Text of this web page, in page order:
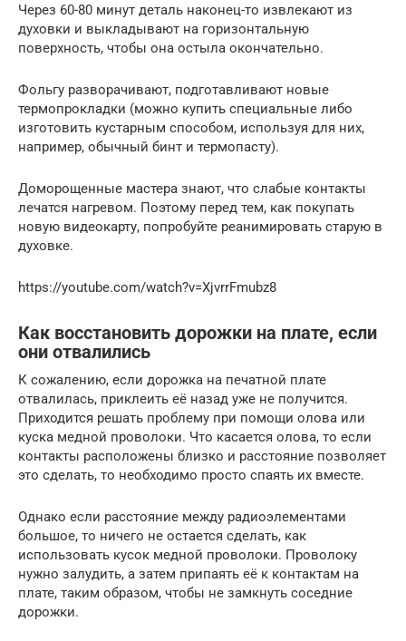
Через 60-80 минут деталь наконец-то извлекают из
духовки и выкладывают на горизонтальную
поверхность, чтобы она остыла окончательно.
Фольгу разворачивают, подготавливают новые
термопрокладки (можно купить специальные либо
изготовить кустарным способом, используя для них,
например, обычный бинт и термопасту).
Доморощенные мастера знают, что слабые контакты
лечатся нагревом. Поэтому перед тем, как покупать
новую видеокарту, попробуйте реанимировать старую в
духовке.
https://youtube.com/watch?v=XjvrrFmubz8
Как восстановить дорожки на плате, если
они отвалились
К сожалению, если дорожка на печатной плате
отвалилась, приклеить её назад уже не получится.
Приходится решать проблему при помощи олова или
куска медной проволоки. Что касается олова, то если
контакты расположены близко и расстояние позволяет
это сделать, то необходимо просто спаять их вместе.
Однако если расстояние между радиоэлементами
большое, то ничего не остается сделать, как
использовать кусок медной проволоки. Проволоку
нужно залудить, а затем припаять её к контактам на
плате, таким образом, чтобы не замкнуть соседние
дорожки.